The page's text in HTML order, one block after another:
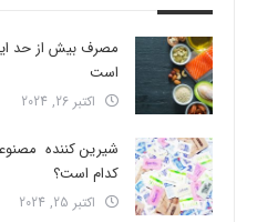
است
اکتبر 26, 2024
شیرین کننده
کدام است؟
اکتبر 25, 2024